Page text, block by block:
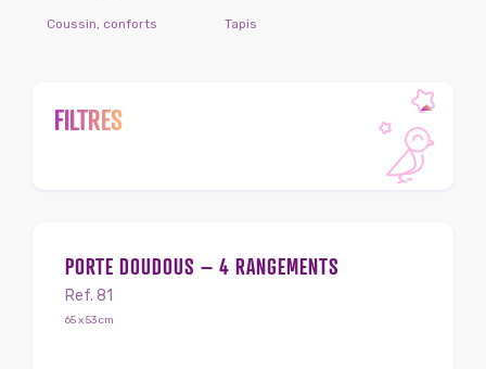
Coussin, conforts Tapis
FILTRES
PORTE DOUDOUS – 4 RANGEMENTS
Ref. 81
65 x 53 cm